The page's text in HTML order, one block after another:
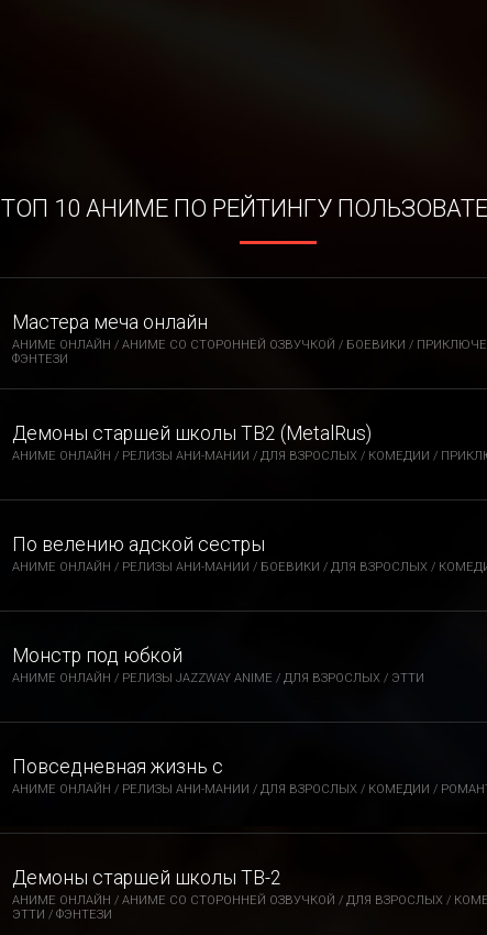
ТОП 10 АНИМЕ ПО РЕЙТИНГУ
Мастера меча онлайн
АНИМЕ ОНЛАЙН / АНИМЕ СО СТОРОННЕЙ ОЗВУЧКОЙ / БОЕВИКИ /
ФЭНТЕЗИ
Демоны старшей школы ТВ2 (MetalRus)
АНИМЕ ОНЛАЙН / РЕЛИЗЫ АНИ-МАНИИ / ДЛЯ ВЗРОСЛЫХ / КОМЕДИИ /
По велению адской сестры
АНИМЕ ОНЛАЙН / РЕЛИЗЫ АНИ-МАНИИ / БОЕВИКИ / ДЛЯ ВЗРОСЛЫХ /
Монстр под юбкой
АНИМЕ ОНЛАЙН / РЕЛИЗЫ JAZZWAY ANIME / ДЛЯ ВЗРОСЛЫХ / ЭТТИ
Повседневная жизнь с
АНИМЕ ОНЛАЙН / РЕЛИЗЫ АНИ-МАНИИ / ДЛЯ ВЗРОСЛЫХ / КОМЕДИИ /
Демоны старшей школы ТВ-2
АНИМЕ ОНЛАЙН / АНИМЕ СО СТОРОННЕЙ ОЗВУЧКОЙ / ДЛЯ ВЗРОСЛЫХ /
ЭТТИ / ФЭНТЕЗИ